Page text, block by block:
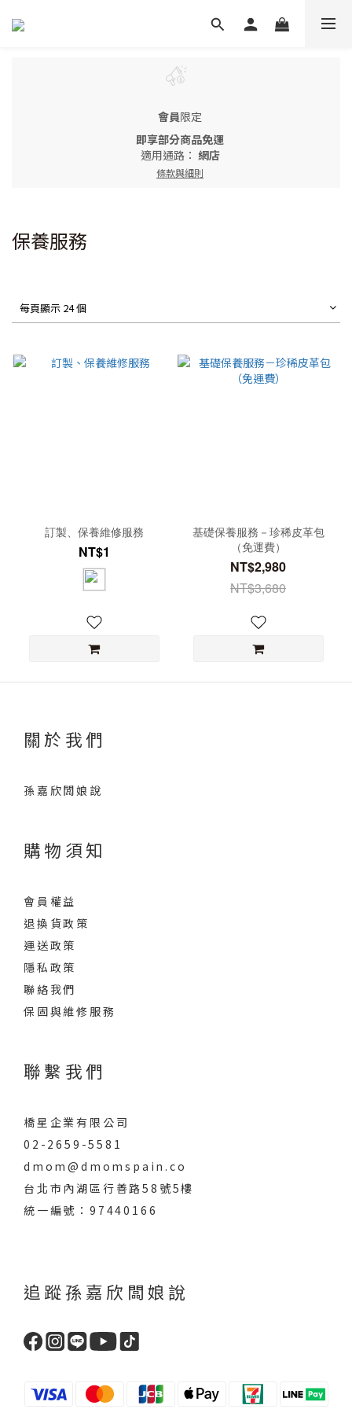
會員限定
即享部分商品免運
適用通路： 網店
條款與細則
保養服務
每頁顯示 24 個
訂製、保養維修服務
NT$1
基礎保養服務－珍稀皮革包
（免運費）
NT$2,980
NT$3,680
關於我們
孫嘉欣闆娘說
購物須知
會員權益
退換貨政策
運送政策
隱私政策
聯絡我們
保固與維修服務
聯繫我們
橋星企業有限公司
02-2659-5581
dmom@dmomspain.co
台北市內湖區行善路58號5樓
統一編號：97440166
追蹤孫嘉欣闆娘說